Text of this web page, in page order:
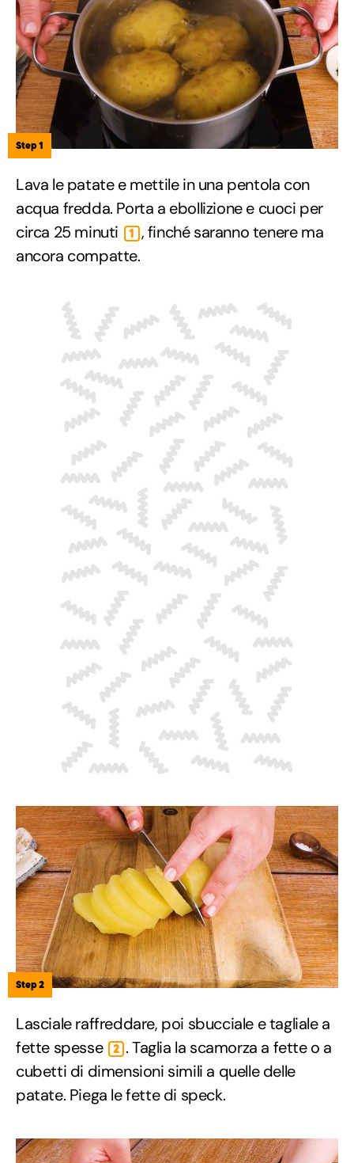
Step 1
Lava le patate e mettile in una pentola con
acqua fredda. Porta a ebollizione e cuoci per
circa 25 minuti
1 , finché saranno tenere ma
ancora compatte.
Step 2
Lasciale raffreddare, poi sbucciale e tagliale a
fette spesse
2 . Taglia la scamorza a fette o a
cubetti di dimensioni simili a quelle delle
patate. Piega le fette di speck.